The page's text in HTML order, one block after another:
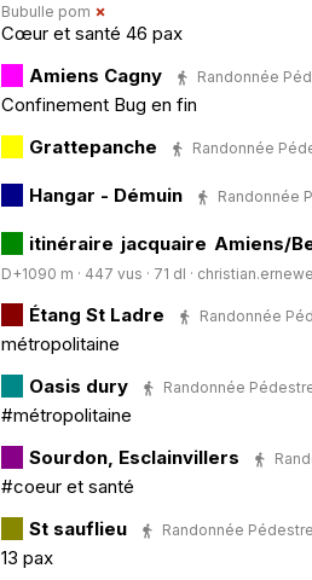
Bubulle pom
Cœur et santé 46 pax
Amiens Cagny
Randonnée
Confinement Bug en fin
Grattepanche
Randonnée
Hangar - Démuin Randonnée
itinéraire jacquaire Amiens/
D+1090 m · 447 vus · 71 dl ·
Étang St Ladre Randonnée
métropolitaine
Oasis dury
Randonnée Pédestre
#métropolitaine
Sourdon, Esclainvillers
#coeur et santé
St sauflieu
Randonnée Pédestre
13 pax